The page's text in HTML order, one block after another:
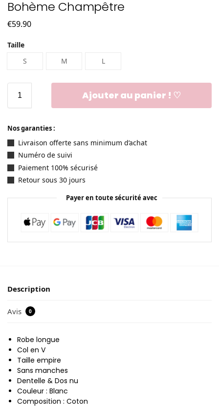
Bohème Champêtre
€59.90
Taille
S
M L
Ajouter au panier ! ♡
Nos garanties :
Livraison offerte sans minimum d’achat
Numéro de suivi
Paiement 100% sécurisé
Retour sous 30 jours
Payer en toute sécurité avec
Description
Avis 0
Robe longue
Col en V
Taille empire
Sans manches
Dentelle & Dos nu
Couleur : Blanc
Composition : Coton